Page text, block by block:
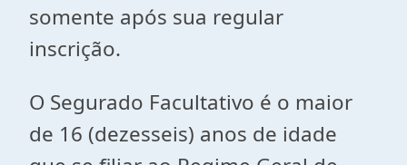
somente após sua regular
inscrição.
O Segurado Facultativo é o maior
de 16 (dezesseis) anos de idade